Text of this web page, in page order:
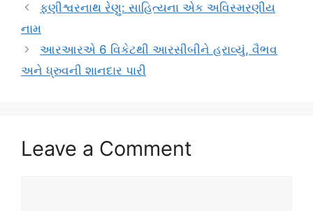
ફણીશ્વરનાથ રેણુ: સાહિત્યના એક અવિસ્મરણીય
નામ
આરઆરએ 6 વિકેટથી આરસીબીને હરાવ્યું, વૈભવ
અને ધ્રુવની શાનદાર પારી
Leave a Comment